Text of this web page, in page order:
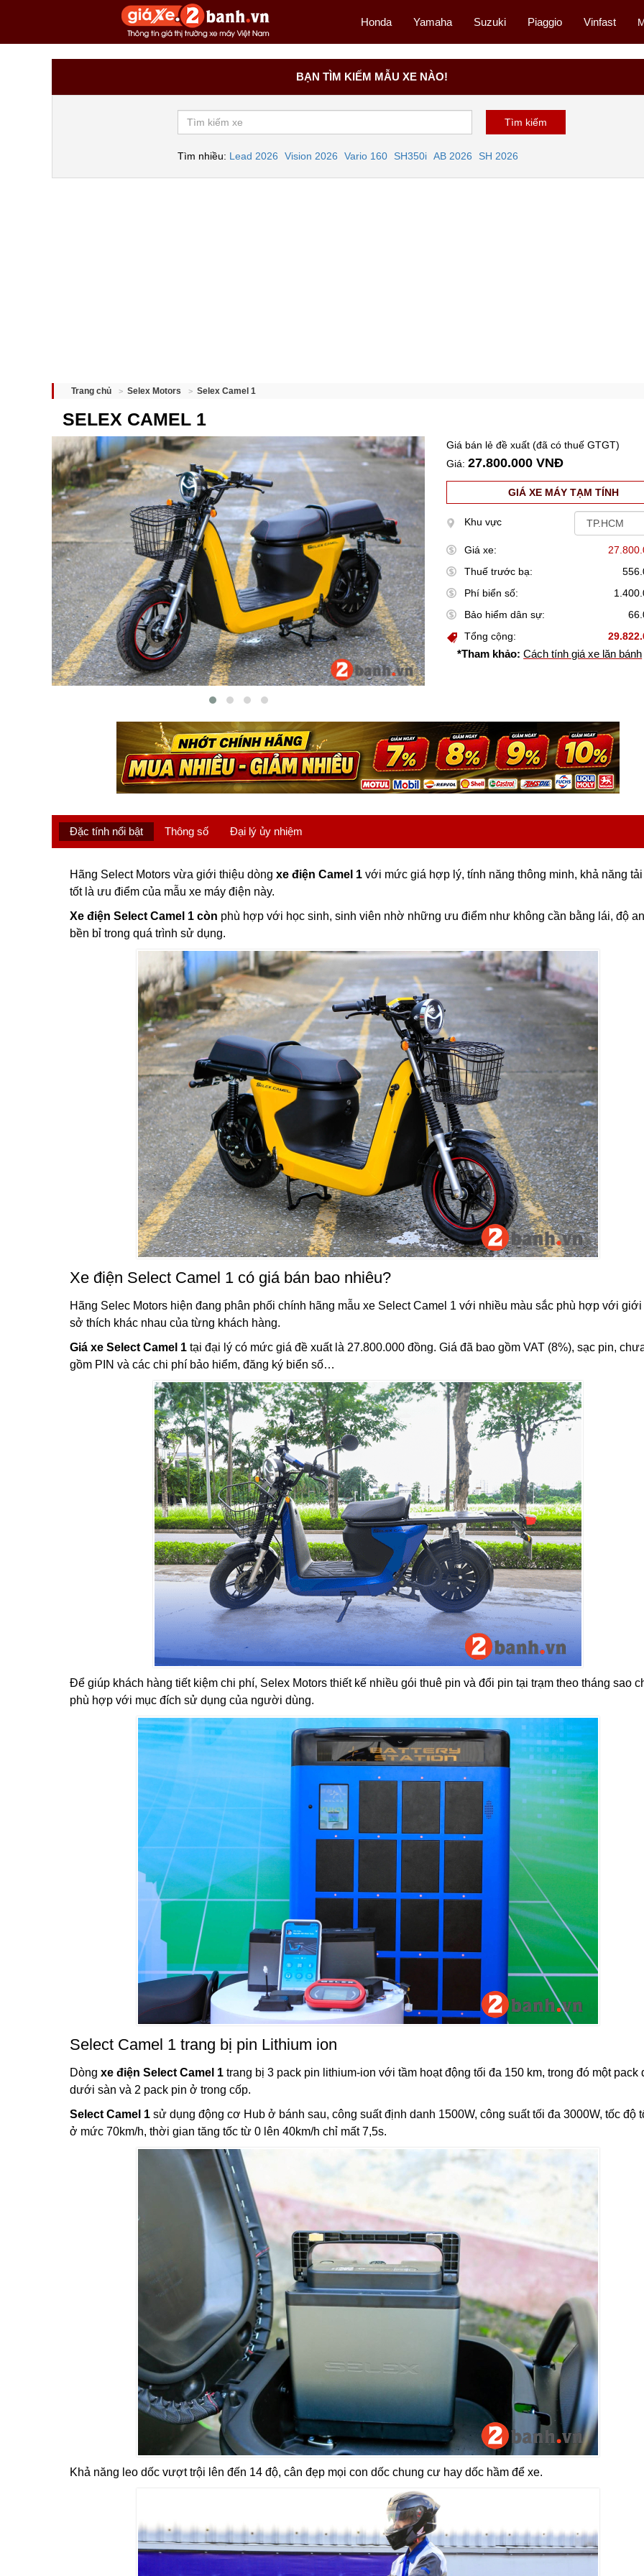
Honda Yamaha Suzuki Piaggio Vinfast
BẠN TÌM KIẾM MẪU XE NÀO!
Tìm nhiều: Lead 2026 Vision 2026 Vario 160 SH350i AB 2026 SH 2026
Trang chủ Selex Motors Selex Camel 1
SELEX CAMEL 1
Giá bán lẻ đề xuất (đã có thuế GTGT)
Giá:27.800.000 VNĐ
GIÁ XE MÁY TẠM TÍNH
Khu vực
Giá xe:
Thuế trước bạ:
Phí biển số:
Bảo hiểm dân sự:
Tổng cộng:
*Tham khảo: Cách tính giá xe lăn bánh
Đặc tính nổi bật Thông số Đại lý ủy nhiệm
Hãng Select Motors vừa giới thiệu dòng xe điện Camel 1 với mức giá hợp lý, tính năng thông minh, khả năng
tốt là ưu điểm của mẫu xe máy điện này.
Xe điện Select Camel 1 còn phù hợp với học sinh, sinh viên nhờ những ưu điểm như không cần bằng lái, độ
bền bỉ trong quá trình sử dụng.
Xe điện Select Camel 1 có giá bán bao nhiêu?
Hãng Selec Motors hiện đang phân phối chính hãng mẫu xe Select Camel 1 với nhiều màu sắc phù hợp với giới
sở thích khác nhau của từng khách hàng.
Giá xe Select Camel 1 tại đại lý có mức giá đề xuất là 27.800.000 đồng. Giá đã bao gồm VAT (8%), sạc pin,
gồm PIN và các chi phí bảo hiểm, đăng ký biển số…
Để giúp khách hàng tiết kiệm chi phí, Selex Motors thiết kế nhiều gói thuê pin và đổi pin tại trạm theo tháng sao
phù hợp với mục đích sử dụng của người dùng.
Select Camel 1 trang bị pin Lithium ion
Dòng xe điện Select Camel 1 trang bị 3 pack pin lithium-ion với tầm hoạt động tối đa 150 km, trong đó một pack
dưới sàn và 2 pack pin ở trong cốp.
Select Camel 1 sử dụng động cơ Hub ở bánh sau, công suất định danh 1500W, công suất tối đa 3000W, tốc độ
ở mức 70km/h, thời gian tăng tốc từ 0 lên 40km/h chỉ mất 7,5s.
Khả năng leo dốc vượt trội lên đến 14 độ, cân đẹp mọi con dốc chung cư hay dốc hầm để xe.